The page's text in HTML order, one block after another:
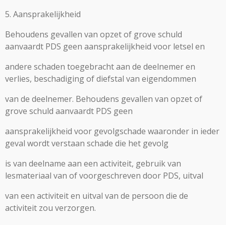
5. Aansprakelijkheid
Behoudens gevallen van opzet of grove schuld
aanvaardt PDS geen aansprakelijkheid voor letsel en
andere schaden toegebracht aan de deelnemer en
verlies, beschadiging of diefstal van eigendommen
van de deelnemer. Behoudens gevallen van opzet of
grove schuld aanvaardt PDS geen
aansprakelijkheid voor gevolgschade waaronder in ieder
geval wordt verstaan schade die het gevolg
is van deelname aan een activiteit, gebruik van
lesmateriaal van of voorgeschreven door PDS, uitval
van een activiteit en uitval van de persoon die de
activiteit zou verzorgen.